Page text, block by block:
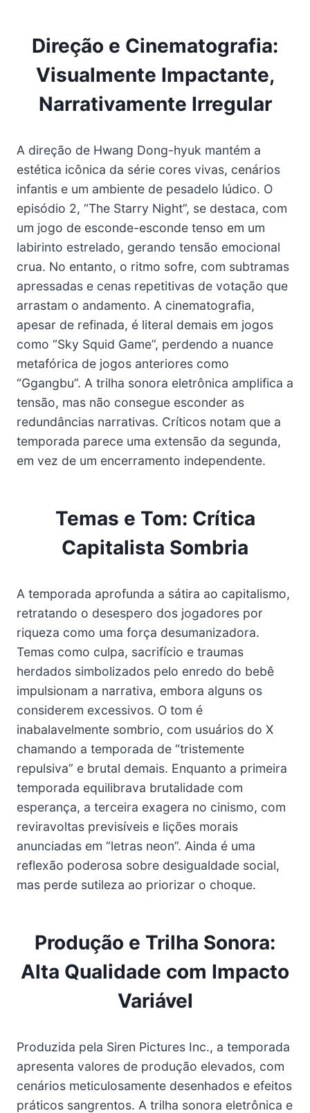
Direção e Cinematografia:
Visualmente Impactante,
Narrativamente Irregular
A direção de Hwang Dong-hyuk mantém a
estética icônica da série cores vivas, cenários
infantis e um ambiente de pesadelo lúdico. O
episódio 2, “The Starry Night”, se destaca, com
um jogo de esconde-esconde tenso em um
labirinto estrelado, gerando tensão emocional
crua. No entanto, o ritmo sofre, com subtramas
apressadas e cenas repetitivas de votação que
arrastam o andamento. A cinematografia,
apesar de refinada, é literal demais em jogos
como “Sky Squid Game”, perdendo a nuance
metafórica de jogos anteriores como
“Ggangbu”. A trilha sonora eletrônica amplifica a
tensão, mas não consegue esconder as
redundâncias narrativas. Críticos notam que a
temporada parece uma extensão da segunda,
em vez de um encerramento independente.
Temas e Tom: Crítica
Capitalista Sombria
A temporada aprofunda a sátira ao capitalismo,
retratando o desespero dos jogadores por
riqueza como uma força desumanizadora.
Temas como culpa, sacrifício e traumas
herdados simbolizados pelo enredo do bebê
impulsionam a narrativa, embora alguns os
considerem excessivos. O tom é
inabalavelmente sombrio, com usuários do X
chamando a temporada de “tristemente
repulsiva” e brutal demais. Enquanto a primeira
temporada equilibrava brutalidade com
esperança, a terceira exagera no cinismo, com
reviravoltas previsíveis e lições morais
anunciadas em “letras neon”. Ainda é uma
reflexão poderosa sobre desigualdade social,
mas perde sutileza ao priorizar o choque.
Produção e Trilha Sonora:
Alta Qualidade com Impacto
Variável
Produzida pela Siren Pictures Inc., a temporada
apresenta valores de produção elevados, com
cenários meticulosamente desenhados e efeitos
práticos sangrentos. A trilha sonora eletrônica e